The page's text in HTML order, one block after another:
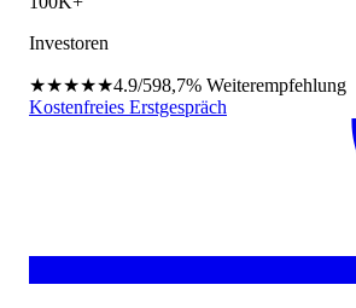
Investoren
★★★★★4.9/598,7% Weiterempfehlung
Kostenfreies Erstgespräch